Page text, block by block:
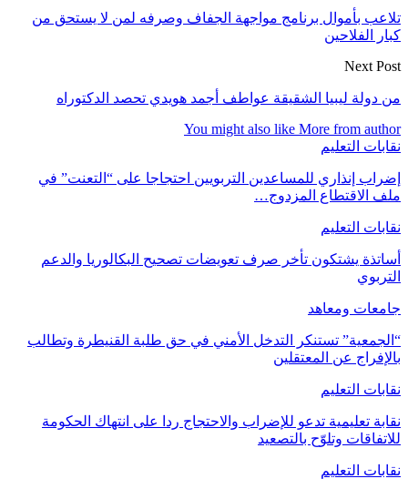
تلاعب بأموال برنامج مواجهة الجفاف وصرفه لمن لا يستحق من
كبار الفلاحين
Next Post
من دولة ليبيا الشقيقة عواطف أجمد هويدي تحصد الدكتوراه
You might also like More from author
نقابات التعليم
إضراب إنذاري للمساعدين التربويين احتجاجا على “التعنت” في
ملف الاقتطاع المزدوج…
نقابات التعليم
أساتذة يشتكون تأخر صرف تعويضات تصحيح البكالوريا والدعم
التربوي
جامعات ومعاهد
“الجمعية” تستنكر التدخل الأمني في حق طلبة القنيطرة وتطالب
بالإفراج عن المعتقلين
نقابات التعليم
نقابة تعليمية تدعو للإضراب والاحتجاج ردا على انتهاك الحكومة
للاتفاقات وتلوّح بالتصعيد
نقابات التعليم